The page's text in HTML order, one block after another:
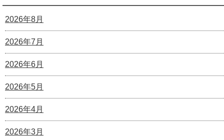
2026年8月
2026年7月
2026年6月
2026年5月
2026年4月
2026年3月